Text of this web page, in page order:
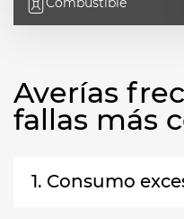
Averías
fallas más
1. Consumo